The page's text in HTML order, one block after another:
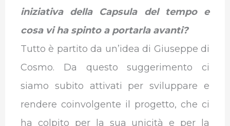
iniziativa della Capsula del tempo e
cosa vi ha spinto a portarla avanti?
Tutto è partito da un’idea di Giuseppe di
Cosmo. Da questo suggerimento ci
siamo subito attivati per sviluppare e
rendere coinvolgente il progetto, che ci
ha colpito per la sua unicità e per la